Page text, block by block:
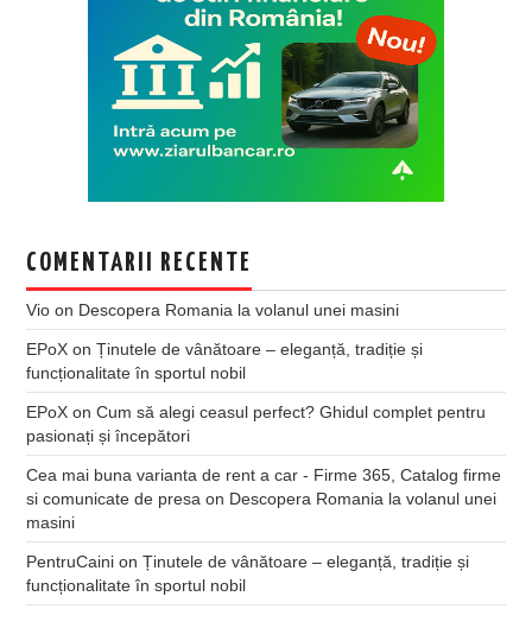
COMENTARII RECENTE
Vio on Descopera Romania la volanul unei masini
EPoX onȚinutele de vânătoare – eleganță, tradiție și
funcționalitate în sportul nobil
EPoX onCum să alegi ceasul perfect? Ghidul complet pentru
pasionați și începători
Cea mai buna varianta de rent a car - Firme 365, Catalog firme
si comunicate de presa on Descopera Romania la volanul unei
masini
PentruCaini onȚinutele de vânătoare – eleganță, tradiție și
funcționalitate în sportul nobil